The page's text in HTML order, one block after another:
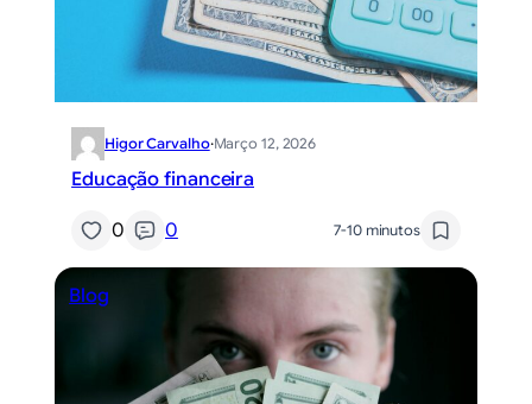
Higor Carvalho·Março 12, 2026
Educação financeira
0 0 7-10 minutos
Blog